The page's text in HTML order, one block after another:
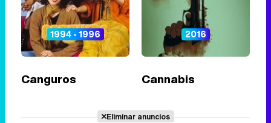
1994 - 1996
Canguros
2016
Cannabis
Eliminar anuncios